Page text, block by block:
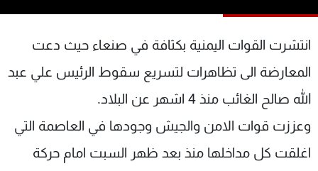
انتشرت القوات اليمنية بكثافة في صنعاء حيث دعت
المعارضة الى تظاهرات لتسريع سقوط الرئيس علي عبد
الله صالح الغائب منذ 4 اشهر عن البلاد.
وعززت قوات الامن والجيش وجودها في العاصمة التي
اغلقت كل مداخلها منذ بعد ظهر السبت امام حركة
شاهد البرامج
الترددات
الإنـتـاج
وظائف
تواصل معنا
سياسة الخصوصية